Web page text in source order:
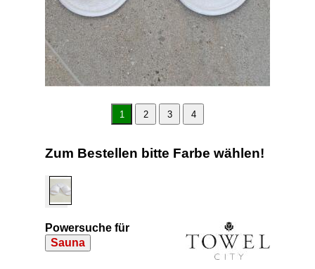
1 2 3 4
Zum Bestellen bitte Farbe wählen!
Powersuche für
Sauna